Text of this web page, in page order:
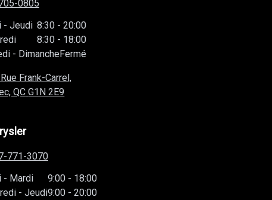
0805
- Jeudi 8:30 - 20:00
8:30 - 18:00
- DimancheFermé
Frank-Carrel,
QC G1N 2E9
771-3070
- Mardi 9:00 - 18:00
- Jeudi9:00 - 20:00